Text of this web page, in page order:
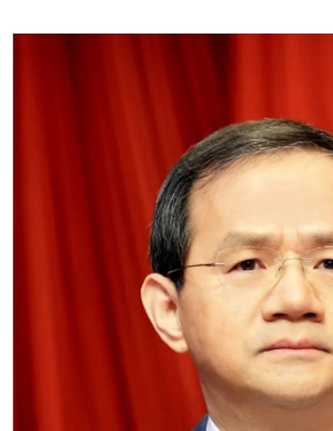
市领导 机构职能
法人服务
利企服务